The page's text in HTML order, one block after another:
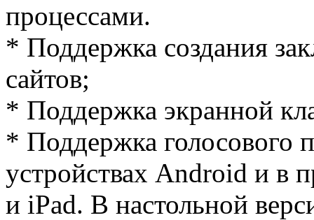
процессами.
* Поддержка создания
сайтов;
* Поддержка экранной
* Поддержка голосового
устройствах Android и в
и iPad. В настольной